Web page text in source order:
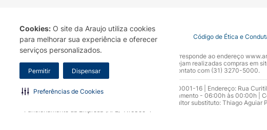
Cookies: O site da Araujo utiliza cookies
para melhorar sua experiência e oferecer
serviços personalizados.
Permitir Dispensar
Preferências de Cookies
Termo de Uso Portal da Privacidade Covid-19 Código de Ética e
A Drogaria Araujo S/A informa que o seu site oficial corresponde ao endereço
marca. Para sua segurança recomendamos que não sejam realizadas compras em
Araujo S.A. Em caso de dúvidas, gentileza entrar em contato com (31) 3270-5000.
Razão Social: Drogaria Araujo S.A | CNPJ: 17.256.512.0001-16 | Endereço: Rua
0300.313.1010 e (31) 3270-5000 Horário de funcionamento - 06:00h às 00:00h |
10.965 | Yasmin Silva Alvarenga – CRF 52.584 - Consultor substituto: Thiago
Funcionamento da Empresa (AFE): 7.16355-1